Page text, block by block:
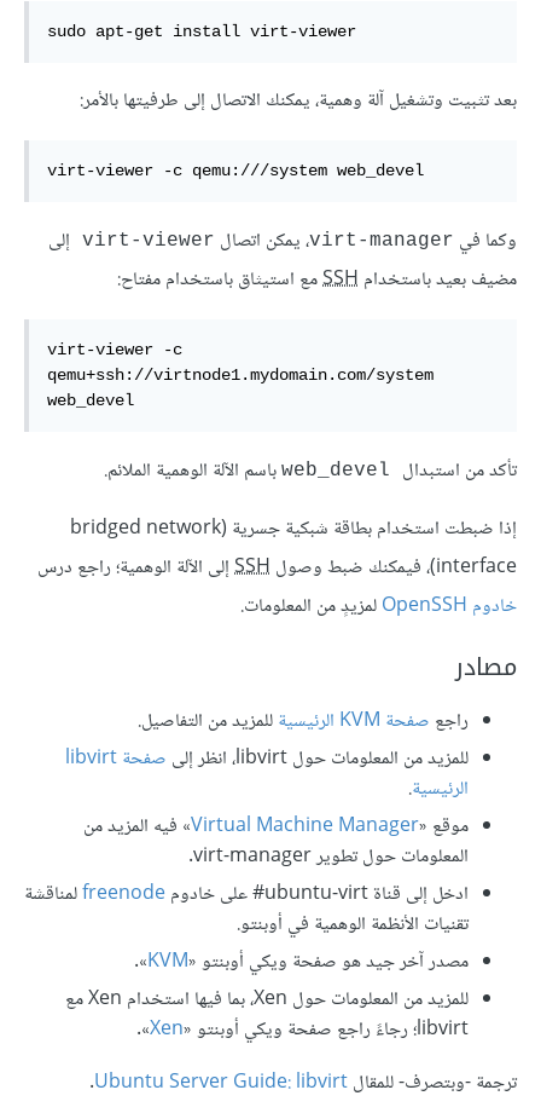
sudo apt-get install virt-viewer
بعد تثبيت وتشغيل آلة وهمية، يمكنك الاتصال إلى طرفيتها بالأمر:
virt-viewer -c qemu:///system web_devel
وكما في virt-manager، يمكن اتصال virt-viewer
إلى
مضيف بعيد باستخدام SSHمع استيثاق باستخدام مفتاح:
virt-viewer -c
qemu+ssh://virtnode1.mydomain.com/system
web_devel
تأكد من استبدال
باسم الآلة الوهمية الملائم.
إذا ضبطت استخدام بطاقة شبكية جسرية (bridged network
interface)، فيمكنك ضبط وصول
SSHإلى الآلة الوهمية؛ راجع درس
خادوم OpenSSH
لمزيدٍ من المعلومات.
مصادر
راجع صفحة KVM الرئيسيةللمزيد من التفاصيل.
للمزيد من المعلومات حول libvirt، انظر إلى
صفحةlibvirt
الرئيسية.
موقع «Virtual Machine Manager» فيه المزيد من
المعلومات حول تطوير virt-manager.
ادخل إلى قناة ‎#ubuntu-virt على خادوم
freenodeلمناقشة
تقنيات الأنظمة الوهمية في أوبنتو.
مصدر آخر جيد هو صفحة ويكي أوبنتو «KVM
».
للمزيد من المعلومات حول Xen، بما فيها استخدام Xen مع
libvirt؛ رجاءً راجع صفحة ويكي أوبنتو «
Xen
».
ترجمة -وبتصرف- للمقالUbuntu Server Guide: libvirt
.